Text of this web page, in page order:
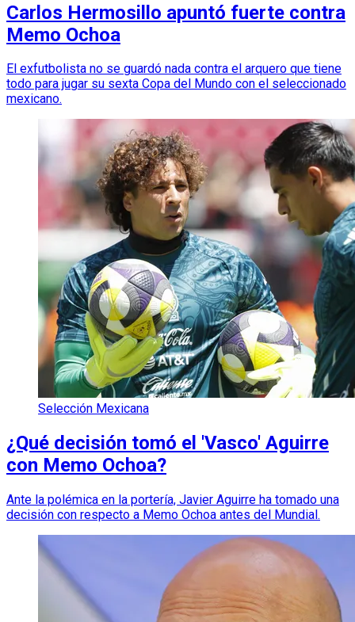
Carlos Hermosillo apuntó fuerte contra
Memo Ochoa
El exfutbolista no se guardó nada contra el arquero que tiene
todo para jugar su sexta Copa del Mundo con el seleccionado
mexicano.
Selección Mexicana
¿Qué decisión tomó el 'Vasco' Aguirre
con Memo Ochoa?
Ante la polémica en la portería, Javier Aguirre ha tomado una
decisión con respecto a Memo Ochoa antes del Mundial.